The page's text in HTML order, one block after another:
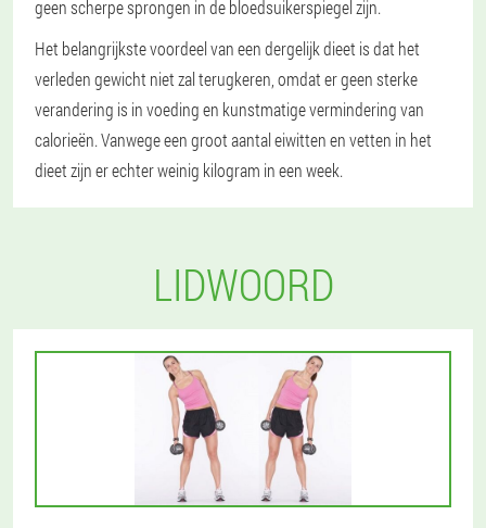
geen scherpe sprongen in de bloedsuikerspiegel zijn.
Het belangrijkste voordeel van een dergelijk dieet is dat het
verleden gewicht niet zal terugkeren, omdat er geen sterke
verandering is in voeding en kunstmatige vermindering van
calorieën. Vanwege een groot aantal eiwitten en vetten in het
dieet zijn er echter weinig kilogram in een week.
LIDWOORD